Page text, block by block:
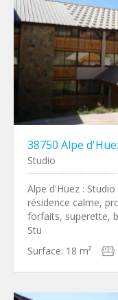
38750 Alpe
Studio
Alpe d'Huez :
résidence calme,
forfaits, superette,
Stu
Surface: 18 m²